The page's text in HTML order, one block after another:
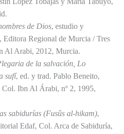
de Dios, estudio y
Editora Regional de Murcia / Tres
Al Arabi, 2012, Murcia.
de la salvación, Lo
sufí, ed. y trad. Pablo Beneito,
Ibn Al Árabi, nº 2, 1995,
sabidurías (Fusûs al-hikam),
Edaf, Col. Arca de Sabiduría,